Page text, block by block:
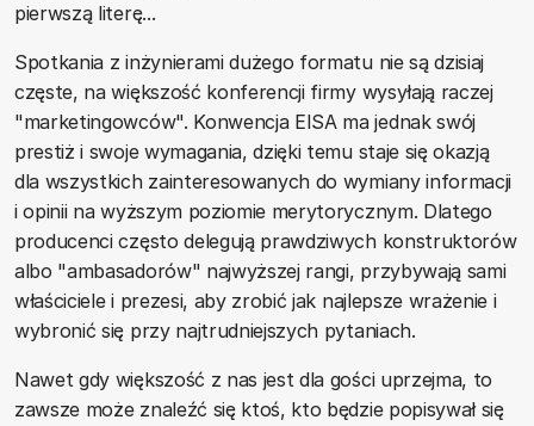
pierwszą literę...
Spotkania z inżynierami dużego formatu nie są dzisiaj
częste, na większość konferencji firmy wysyłają raczej
"marketingowców". Konwencja EISA ma jednak swój
prestiż i swoje wymagania, dzięki temu staje się okazją
dla wszystkich zainteresowanych do wymiany informacji
i opinii na wyższym poziomie merytorycznym. Dlatego
producenci często delegują prawdziwych konstruktorów
albo "ambasadorów" najwyższej rangi, przybywają sami
właściciele i prezesi, aby zrobić jak najlepsze wrażenie i
wybronić się przy najtrudniejszych pytaniach.
Nawet gdy większość z nas jest dla gości uprzejma, to
zawsze może znaleźć się ktoś, kto będzie popisywał się